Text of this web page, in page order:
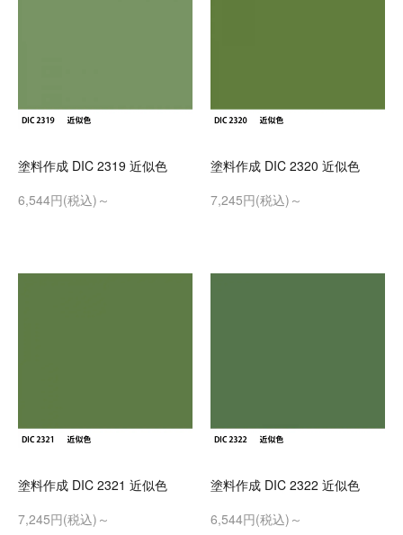
塗料作成 DIC 2319 近似色
6,544円(税込)～
塗料作成 DIC 2320 近似色
7,245円(税込)～
塗料作成 DIC 2321 近似色
7,245円(税込)～
塗料作成 DIC 2322 近似色
6,544円(税込)～